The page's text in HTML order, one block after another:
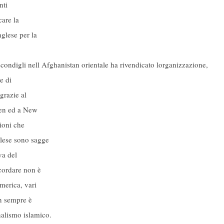
la
per la
nell Afghanistan orientale ha rivendicato lorganizzazione,
di
al
ed a New
che
sono sagge
del
non è
vari
sempre è
islamico.